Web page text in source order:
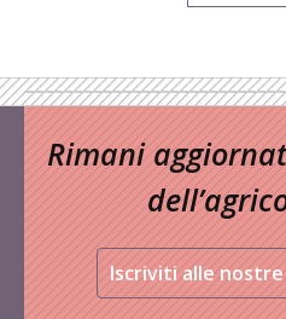
Rimani
Iscriviti alle